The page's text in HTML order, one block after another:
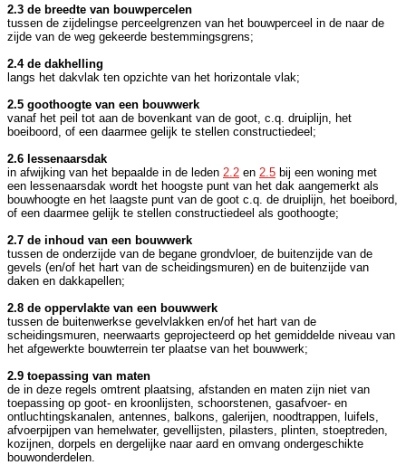
2.3 de breedte van bouwpercelen
tussen de zijdelingse perceelgrenzen van het bouwperceel in de naar de
zijde van de weg gekeerde bestemmingsgrens;
2.4 de dakhelling
langs het dakvlak ten opzichte van het horizontale vlak;
2.5 goothoogte van een bouwwerk
vanaf het peil tot aan de bovenkant van de goot, c.q. druiplijn, het
boeiboord, of een daarmee gelijk te stellen constructiedeel;
2.6 lessenaarsdak
in afwijking van het bepaalde in de leden 2.2 en 2.5 bij een woning met
een lessenaarsdak wordt het hoogste punt van het dak aangemerkt als
bouwhoogte en het laagste punt van de goot c.q. de druiplijn, het boeibord,
of een daarmee gelijk te stellen constructiedeel als goothoogte;
2.7 de inhoud van een bouwwerk
tussen de onderzijde van de begane grondvloer, de buitenzijde van de
gevels (en/of het hart van de scheidingsmuren) en de buitenzijde van
daken en dakkapellen;
2.8 de oppervlakte van een bouwwerk
tussen de buitenwerkse gevelvlakken en/of het hart van de
scheidingsmuren, neerwaarts geprojecteerd op het gemiddelde niveau van
het afgewerkte bouwterrein ter plaatse van het bouwwerk;
2.9 toepassing van maten
de in deze regels omtrent plaatsing, afstanden en maten zijn niet van
toepassing op goot- en kroonlijsten, schoorstenen, gasafvoer- en
ontluchtingskanalen, antennes, balkons, galerijen, noodtrappen, luifels,
afvoerpijpen van hemelwater, gevellijsten, pilasters, plinten, stoeptreden,
kozijnen, dorpels en dergelijke naar aard en omvang ondergeschikte
bouwonderdelen.